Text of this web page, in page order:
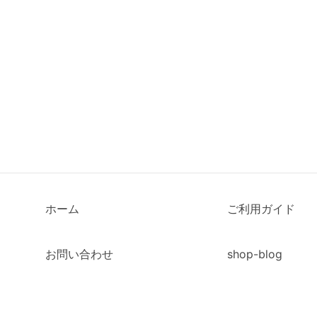
ホーム ご利用ガイド
お問い合わせ shop-blog